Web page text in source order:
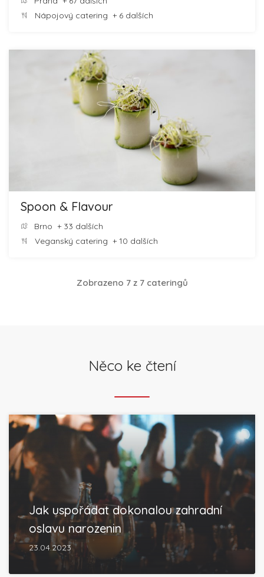
Nápojový catering + 6 dalších
Spoon & Flavour
Brno + 33 dalších
Veganský catering + 10 dalších
Zobrazeno 7 z 7 cateringů
Něco ke čtení
Jak uspořádat dokonalou zahradní
oslavu narozenin
23.04.2023